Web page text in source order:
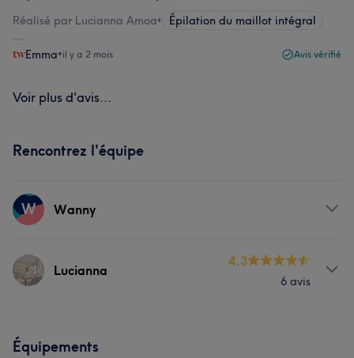
Réalisé par Lucianna Amoa• Épilation du maillot intégral
Emma•il y a 2 mois Avis vérifié
Voir plus d'avis...
Rencontrez l'équipe
W Wanny
Prestations
Lucianna
4.3
6 avis
Équipements